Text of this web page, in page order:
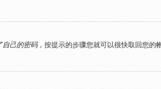
自己的密码，按提示的步骤您就可以很快取回您的帐